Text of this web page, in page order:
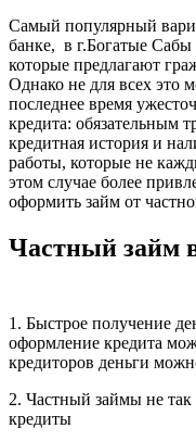
Самый популярный
банке, в г.Богатые Сабы
которые предлагают
Однако не для всех это
последнее время
кредита: обязательным
кредитная история и
работы, которые не
этом случае более
оформить займ от
Частный займ
1. Быстрое получение
оформление кредита
кредиторов деньги
2. Частный займы не так
кредиты